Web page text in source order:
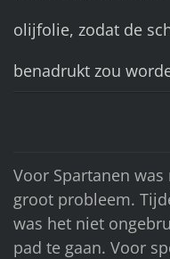
olijfolie, zodat de
benadrukt zou
Voor Spartanen
groot probleem.
was het niet
pad te gaan. Voor